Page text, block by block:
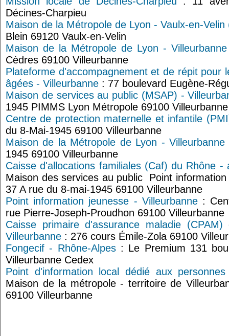
Décines-Charpieu
Maison de la Métropole de Lyon - Vaulx-en-Velin
Blein 69120 Vaulx-en-Velin
Maison de la Métropole de Lyon -
Cèdres 69100 Villeurbanne
Plateforme d'accompagnement et de répit pour
âgées - Villeurbanne : 77 boulevard Eugène-
Maison de services au public (MSAP) -
1945 PIMMS Lyon Métropole 69100 Villeurbanne
Centre de protection maternelle et infantile
du 8-Mai-1945 69100 Villeurbanne
Maison de la Métropole de Lyon - Villeurbanne
1945 69100 Villeurbanne
Caisse d'allocations familiales (Caf) du Rhône -
Maison des services au public Point
37 A rue du 8-mai-1945 69100 Villeurbanne
Point information jeunesse - Villeurbanne:
rue Pierre-Joseph-Proudhon 69100 Villeurbanne
Caisse primaire d'assurance maladie
Villeurbanne : 276 cours Émile-Zola 69100
Fongecif - Rhône-Alpes: Le Premium 131
Villeurbanne Cedex
Point d'information local dédié aux
Maison de la métropole - territoire de
69100 Villeurbanne